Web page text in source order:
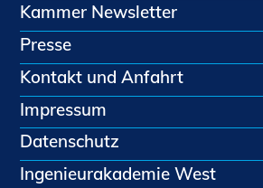
Kammer Newsletter
Presse
Kontakt und Anfahrt
Impressum
Datenschutz
Ingenieurakademie West